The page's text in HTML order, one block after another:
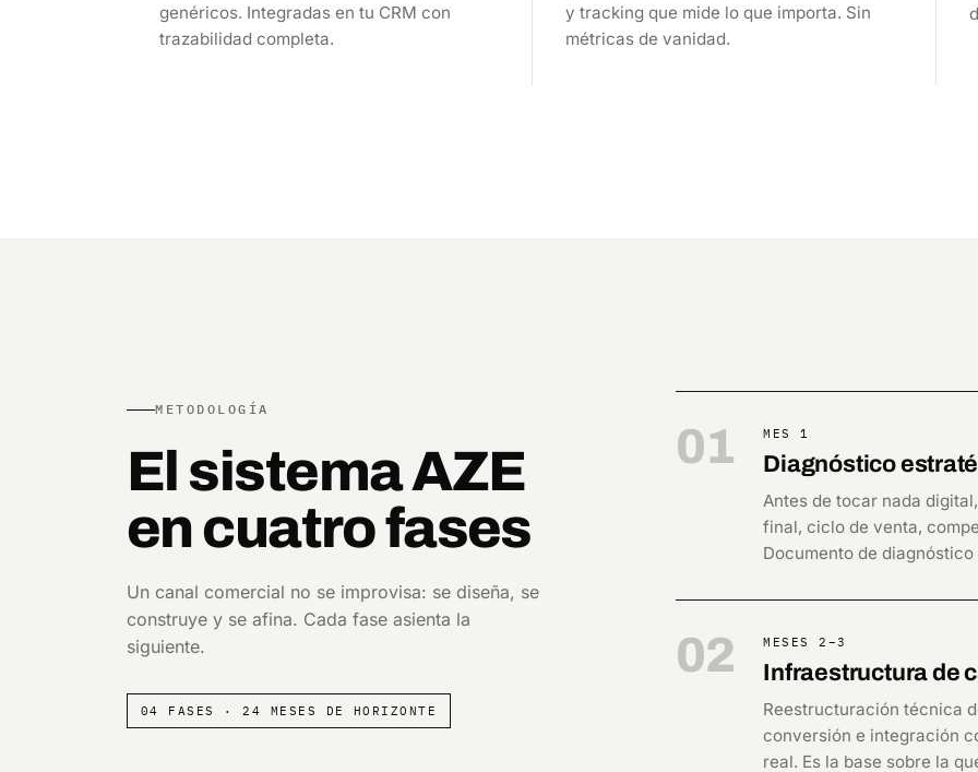
genéricos. Integradas en tu CRM con
trazabilidad completa.
y tracking que mide lo que importa. Sin
métricas de vanidad.
METODOLOGÍA
El sistema AZE
en cuatro fases
Un canal comercial no se improvisa: se diseña, se
construye y se afina. Cada fase asienta la
siguiente.
04 FASES · 24 MESES DE HORIZONTE
01 MES 1
Diagnóstico
Antes de tocar nada
final, ciclo de venta,
Documento de
02 MESES 2–3
Infraestructura de
Reestructuración técnica
conversión e integración
real. Es la base sobre la